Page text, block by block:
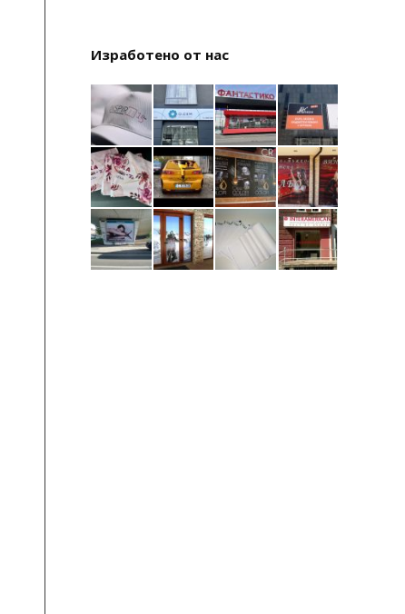
Изработено от нас